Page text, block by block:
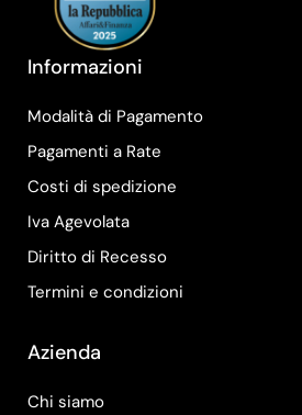
Informazioni
Modalità di Pagamento
Pagamenti a Rate
Costi di spedizione
Iva Agevolata
Diritto di Recesso
Termini e condizioni
Azienda
Chi siamo